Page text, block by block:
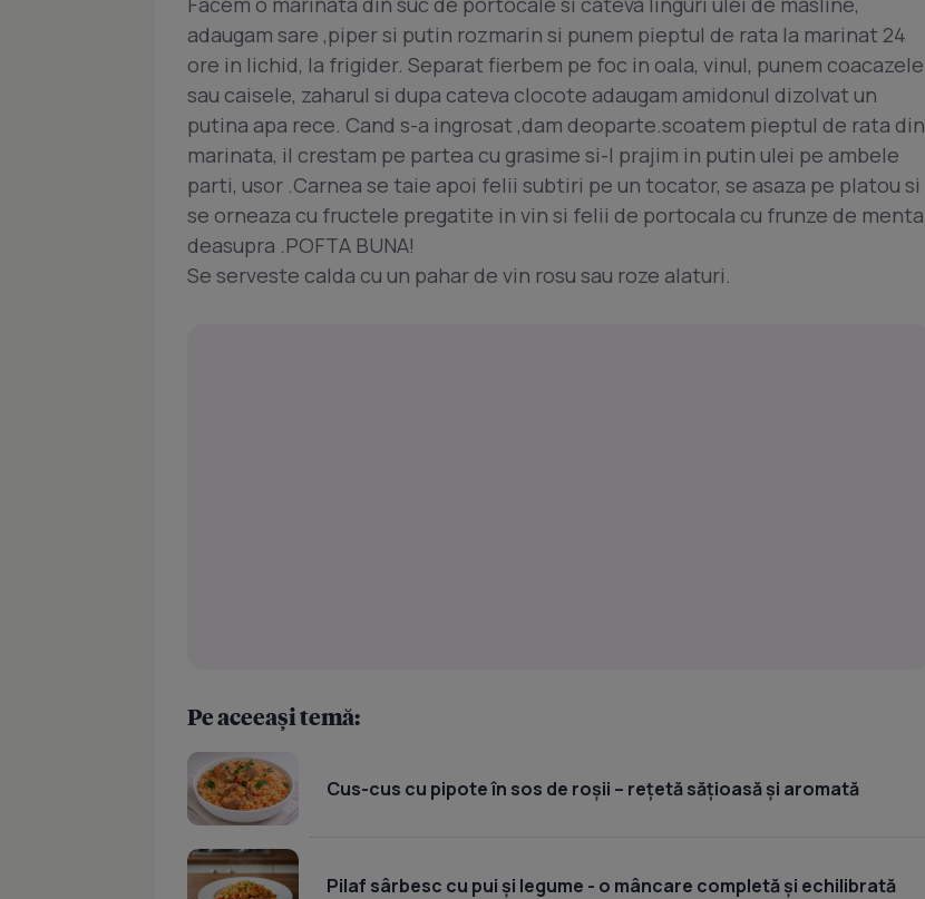
adaugam sare ,piper si putin rozmarin si punem pieptul de rata la marinat 24
ore in lichid, la frigider. Separat fierbem pe foc in oala, vinul, punem coacazele
sau caisele, zaharul si dupa cateva clocote adaugam amidonul dizolvat un
putina apa rece. Cand s-a ingrosat ,dam deoparte.scoatem pieptul de rata din
marinata, il crestam pe partea cu grasime si-l prajim in putin ulei pe ambele
parti, usor .Carnea se taie apoi felii subtiri pe un tocator, se asaza pe platou si
se orneaza cu fructele pregatite in vin si felii de portocala cu frunze de menta
deasupra .POFTA BUNA!
Se serveste calda cu un pahar de vin rosu sau roze alaturi.
Pe aceeași temă:
Cus-cus cu pipote în sos de roșii – rețetă sățioasă și aromată
Pilaf sârbesc cu pui și legume - o mâncare completă și echilibrată